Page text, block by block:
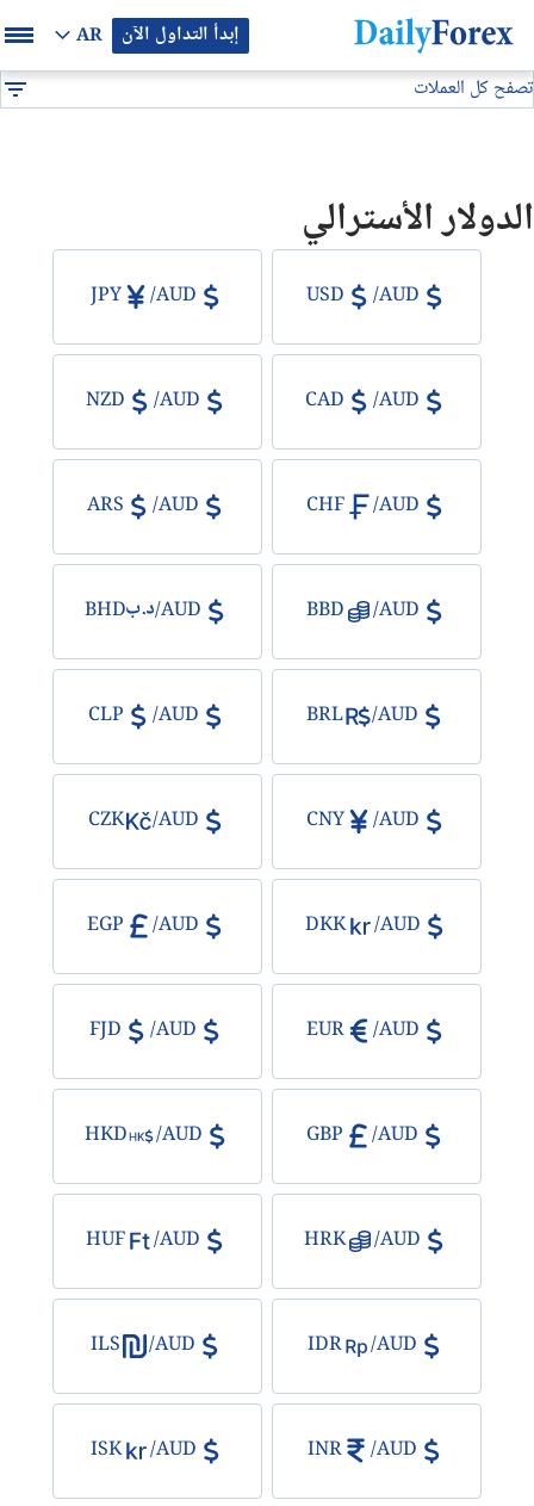
إبدأ التداول الآن AR
بيان إعلاني
تصفح كل العملات
GBP/USD
USD/JPY
USD/CAD
الذهب
جميع العملات
السلع
الدولار الأسترالي
AUD
/
USD
AUD
/
JPY
AUD
/
CAD
AUD
/
NZD
AUD
/
CHF
AUD
/
ARS
AUD
/
BBD
AUD
/
BHD
AUD
/
BRL
AUD
/
CLP
AUD
/
CNY
AUD
/
CZK
AUD
/
DKK
AUD
/
EGP
AUD
/
EUR
AUD
/
FJD
AUD
/
GBP
AUD
/
HKD
AUD
/
HRK
AUD
/
HUF
AUD
/
IDR
AUD
/
ILS
AUD
/
INR
AUD
/
ISK